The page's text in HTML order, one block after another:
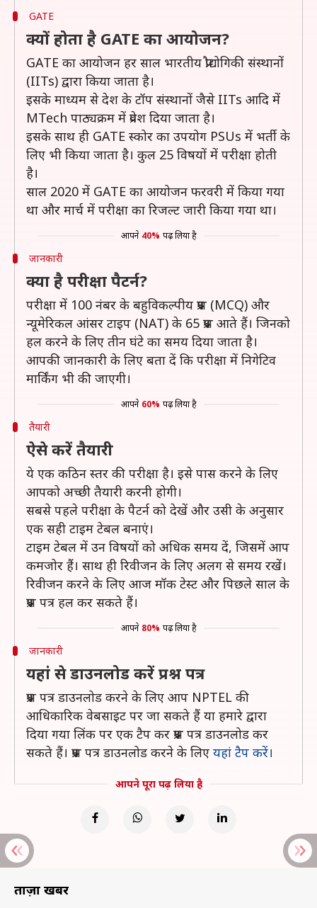
GATE
क्यों होता है GATE का आयोजन?
GATE का आयोजन हर साल भारतीय प्रौद्योगिकी संस्थानों
(IITs) द्वारा किया जाता है।
इसके माध्यम से देश के टॉप संस्थानों जैसे IITs आदि में
MTech पाठ्यक्रम में प्रवेश दिया जाता है।
इसके साथ ही GATE स्कोर का उपयोग PSUs में भर्ती के
लिए भी किया जाता है। कुल 25 विषयों में परीक्षा होती
है।
साल 2020 में GATE का आयोजन फरवरी में किया गया
था और मार्च में परीक्षा का रिजल्ट जारी किया गया था।
आपने 40% पढ़ लिया है
जानकारी
क्या है परीक्षा पैटर्न?
परीक्षा में 100 नंबर के बहुविकल्पीय प्रश्न (MCQ) और
न्यूमेरिकल आंसर टाइप (NAT) के 65 प्रश्न आते हैं। जिनको
हल करने के लिए तीन घंटे का समय दिया जाता है।
आपकी जानकारी के लिए बता दें कि परीक्षा में निगेटिव
मार्किंग भी की जाएगी।
आपने 60% पढ़ लिया है
तैयारी
ऐसे करें तैयारी
ये एक कठिन स्तर की परीक्षा है। इसे पास करने के लिए
आपको अच्छी तैयारी करनी होगी।
सबसे पहले परीक्षा के पैटर्न को देखें और उसी के अनुसार
एक सही टाइम टेबल बनाएं।
टाइम टेबल में उन विषयों को अधिक समय दें, जिसमें आप
कमजोर हैं। साथ ही रिवीजन के लिए अलग से समय रखें।
रिवीजन करने के लिए आज मॉक टेस्ट और पिछले साल के
प्रश्न पत्र हल कर सकते हैं।
आपने 80% पढ़ लिया है
जानकारी
यहां से डाउनलोड करें प्रश्न पत्र
प्रश्न पत्र डाउनलोड करने के लिए आप NPTEL की
आधिकारिक वेबसाइट पर जा सकते हैं या हमारे द्वारा
दिया गया लिंक पर एक टैप कर प्रश्न पत्र डाउनलोड कर
सकते हैं। प्रश्न पत्र डाउनलोड करने के लिए यहां टैप करें।
आपने पूरा पढ़ लिया है
ताज़ा खबरें